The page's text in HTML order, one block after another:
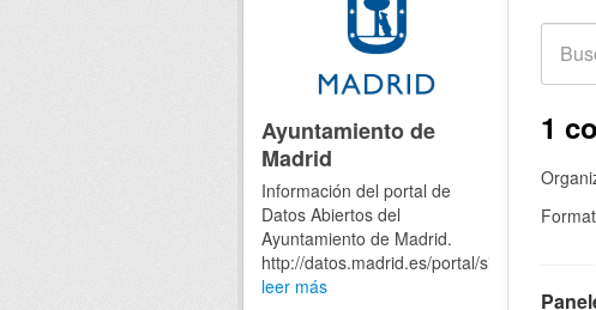
1
Ayuntamiento de
Madrid
Información del portal de
Datos Abiertos del
Ayuntamiento de Madrid.
http://datos.madrid.es/portal/site/egob
leer más